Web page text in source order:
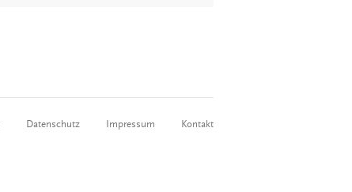
Datenschutz Impressum Kontakt